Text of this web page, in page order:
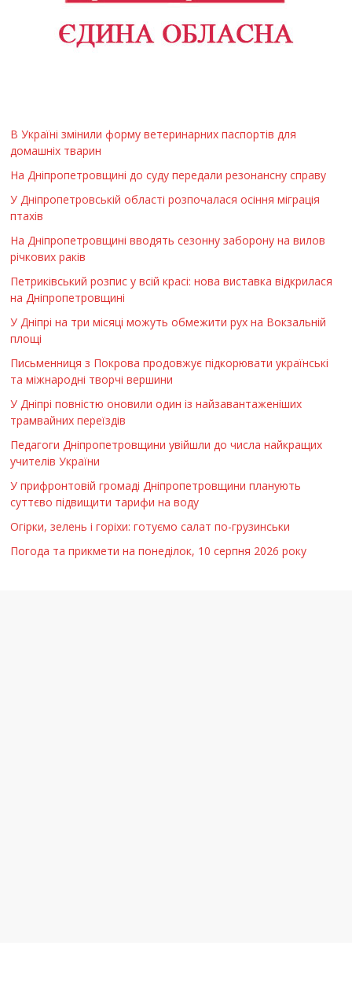
В Україні змінили форму ветеринарних паспортів для
домашніх тварин
На Дніпропетровщині до суду передали резонансну справу
У Дніпропетровській області розпочалася осіння міграція
птахів
На Дніпропетровщині вводять сезонну заборону на вилов
річкових раків
Петриківський розпис у всій красі: нова виставка відкрилася
на Дніпропетровщині
У Дніпрі на три місяці можуть обмежити рух на Вокзальній
площі
Письменниця з Покрова продовжує підкорювати українські
та міжнародні творчі вершини
У Дніпрі повністю оновили один із найзавантаженіших
трамвайних переїздів
Педагоги Дніпропетровщини увійшли до числа найкращих
учителів України
У прифронтовій громаді Дніпропетровщини планують
суттєво підвищити тарифи на воду
Огірки, зелень і горіхи: готуємо салат по-грузинськи
Погода та прикмети на понеділок, 10 серпня 2026 року